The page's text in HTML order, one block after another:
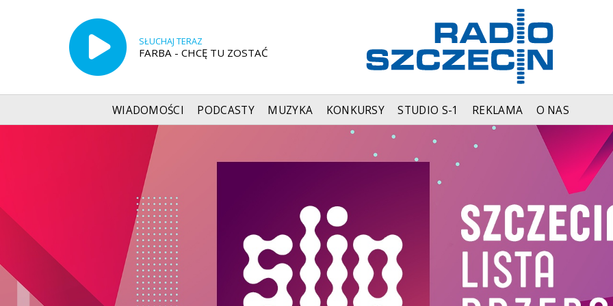
SŁUCHAJ TERAZ
FARBA - CHCĘ TU ZOSTAĆ
WIADOMOŚCI PODCASTY MUZYKA KONKURSY STUDIO S-1 REKLAMA O NAS